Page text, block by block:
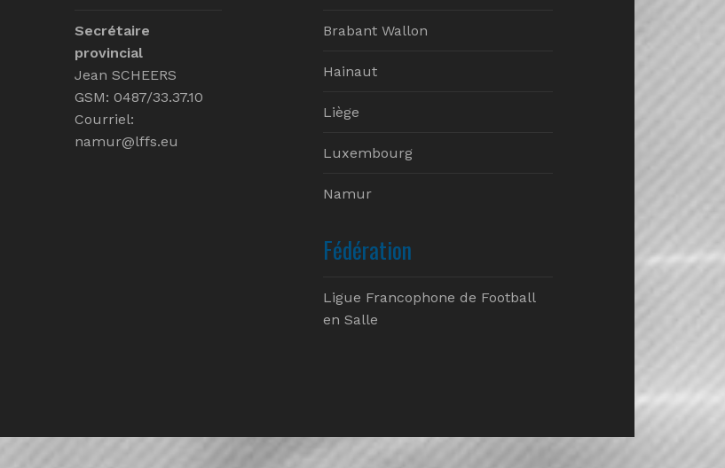
Secrétaire
provincial
Jean SCHEERS
GSM: 0487/33.37.10
Courriel:
namur@lffs.eu
Brabant Wallon
Hainaut
Liège
Luxembourg
Namur
Fédération
Ligue Francophone de Football
en Salle